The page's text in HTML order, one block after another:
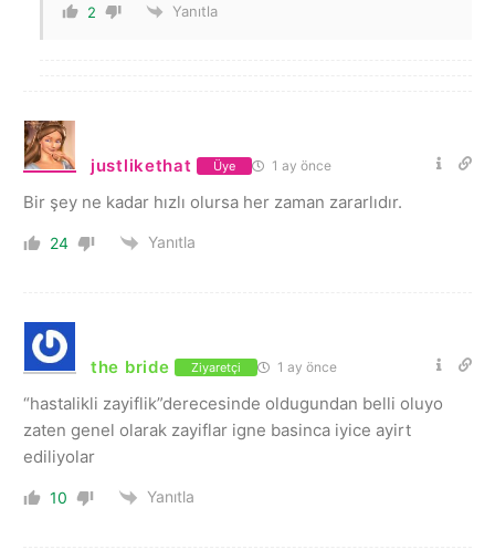
2 Yanıtla
justlikethat Üye 1 ay önce
Bir şey ne kadar hızlı olursa her zaman zararlıdır.
24 Yanıtla
the bride Ziyaretçi 1 ay önce
“hastalikli zayiflik”derecesinde oldugundan belli oluyo
zaten genel olarak zayiflar igne basinca iyice ayirt
ediliyolar
10 Yanıtla